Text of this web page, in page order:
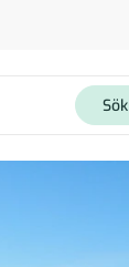
Sök